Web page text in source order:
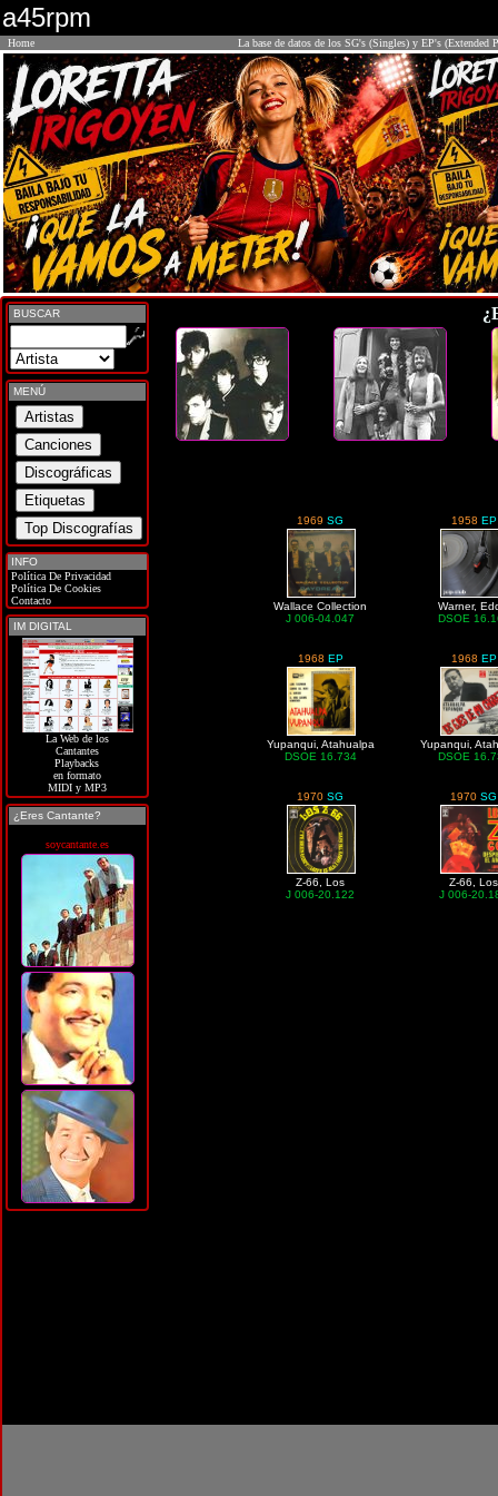
a45rpm
Home La base de datos de los SG's (Singles) y EP's (Extended
BUSCAR
MENÚ
INFO
Política De Privacidad
Política De Cookies
Contacto
IM DIGITAL
La Web de los
Cantantes
Playbacks
en formato
MIDI y MP3
¿Eres Cantante?
soycantante.es
1969SG
Wallace Collection
J 006-04.047
1958 EP
Warner,
DSOE
1968 EP
Yupanqui, Atahualpa
DSOE 16.734
1968 EP
Yupanqui,
DSOE
1970SG
Z-66, Los
J 006-20.122
1970SG
Z-66, Los
J 006-